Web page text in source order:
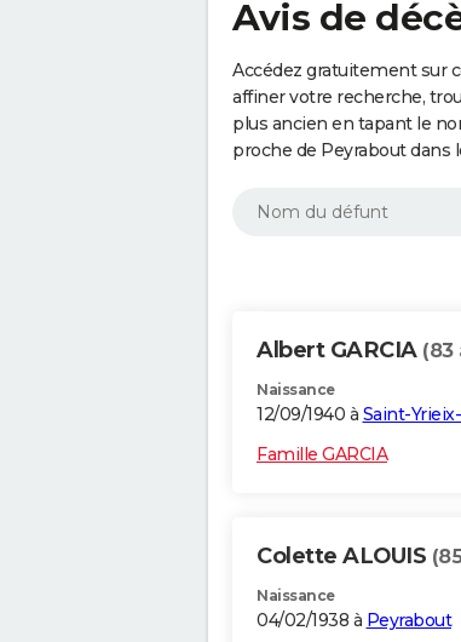
Avis de
Accédez gratuitement sur
affiner votre recherche,
plus ancien en tapant le
proche de Peyrabout dans
Albert GARCIA (83
Naissance
12/09/1940 à Saint-
Famille GARCIA
Colette ALOUIS
Naissance
04/02/1938 à Peyrabout